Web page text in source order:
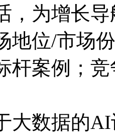
，为增长导
地位/市场
杆案例；
大数据的